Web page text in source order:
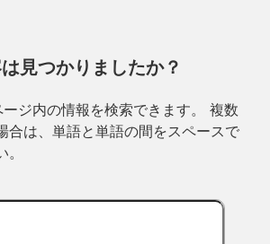
見つかりましたか？
ジ内の情報を検索できます。 複数
合は、単語と単語の間をスペースで